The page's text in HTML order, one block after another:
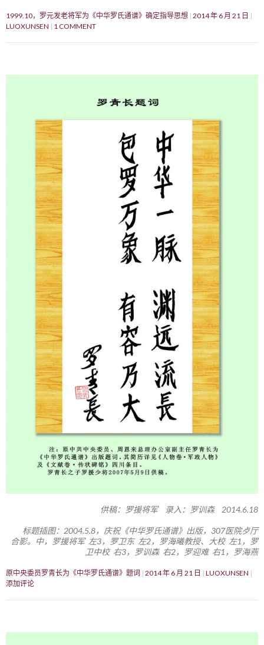
1999.10，罗元发老将军为《中华罗氏通谱》确定指导思想 2014 年 6 月 21 日
LUOXUNSEN
1 COMMENT
供稿：罗援将军 录入：罗训森 2014.6.18
标题插图：2004.5.8，庆祝《中华罗氏通谱》出版，307医院歺厅
合影。中，罗援将军 左3，罗卫东 左2，罗海曦教授、大校 左1，罗
卫中校 右3，罗训森 右2，罗迎难 右1，罗海燕
原中央委员罗青长为《中华罗氏通谱》题词 2014 年 6 月 21 日
LUOXUNSEN
添加评论